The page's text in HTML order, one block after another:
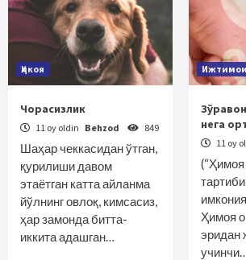
Ҳикоя
Чорасизлик
11 oy oldin Behzod 849
Шаҳар чеккасидан ўтган,
қурилиши давом
этаётган катта айланма
йўлнинг овлоқ, кимсасиз,
ҳар замонда битта-
иккита адашган…
нега
11 oy
Ҳимоя
эридан